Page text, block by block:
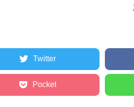
Twitter
Pocket